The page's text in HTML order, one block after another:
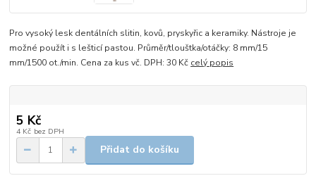
Pro vysoký lesk dentálních slitin, kovů, pryskyřic a keramiky. Nástroje je
možné použít i s lešticí pastou. Průměr/tlouštka/otáčky: 8 mm/15
mm/1500 ot./min. Cena za kus vč. DPH: 30 Kč celý popis
5 Kč
4 Kč bez DPH
Přidat do košíku